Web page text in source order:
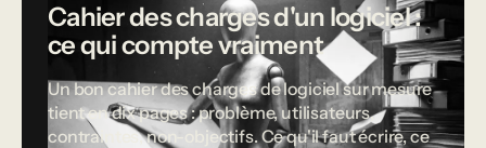
Cahier des charges d'un logiciel :
ce qui compte vraiment
Un bon cahier des charges de logiciel sur mesure
tient en dix pages : problème, utilisateurs,
contraintes, non-objectifs. Ce qu'il faut écrire, ce